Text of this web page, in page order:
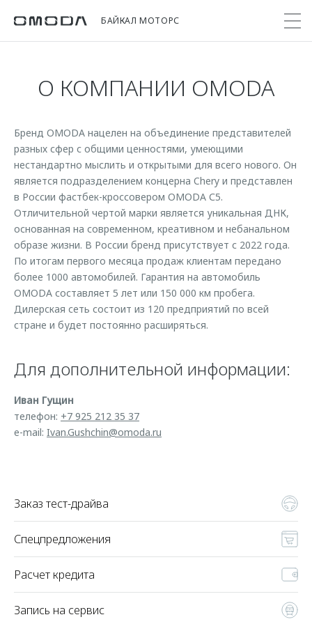
БАЙКАЛ МОТОРС
Модели
C5
от 2 299 000 ₽*
C7
от 2 739 000 ₽*
Покупателям
Выбор и покупка
Сравнить комплектации
Записаться на тест-драйв
Cпецпредложения
Прайс-листы
OMODA Лизинг
Кредит и страхование
Кредитные программы
Страхование
Аксессуары
Одежда и сувениры
Оригинальные аксессуары
Запчасти
Владельцам
Сервис
Записаться на сервис
Кузовной ремонт
Поддержка
Помощь на дороге
Гарантия
Дополнительная техническая поддержка
Руководства по эксплуатации
Клиентская поддержка
Клуб владельцев OMODA
Приложение O&J
Аксессуары
Мир OMODA
О бренде
Новости
Онлайн-сервисы
Приложение O&J
Клуб владельцев OMODA
Бренд JAECOO
Правовая информация
Обратная связь
О КОМПАНИИ OMODA
Бренд OMODA нацелен на объединение представителей
разных сфер с общими ценностями, умеющими
нестандартно мыслить и открытыми для всего нового. Он
является подразделением концерна Chery и представлен
в России фастбек-кроссовером OMODA С5.
Отличительной чертой марки является уникальная ДНК,
основанная на современном, креативном и небанальном
образе жизни. В России бренд присутствует с 2022 года.
По итогам первого месяца продаж клиентам передано
более 1000 автомобилей. Гарантия на автомобиль
OMODA составляет 5 лет или 150 000 км пробега.
Дилерская сеть состоит из 120 предприятий по всей
стране и будет постоянно расширяться.
Для дополнительной информации:
Иван Гущин
телефон: +7 925 212 35 37
e-mail: Ivan.Gushchin@omoda.ru
Заказ тест-драйва
Спецпредложения
Расчет кредита
Запись на сервис